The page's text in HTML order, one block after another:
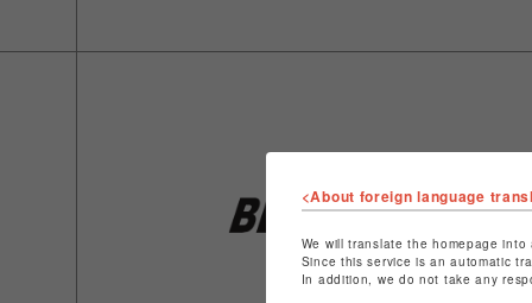
<About foreign language
We will translate the homepage
Since this service is an automatic
In addition, we do not take any